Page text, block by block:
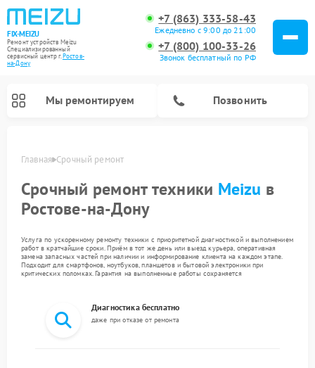
FIX-MEIZU
Ремонт устройств Meizu
Специализированный
cервисный центр г.Ростов-
на-Дону
+7 (863) 333-58-43
Ежедневно с 9:00 до 21:00
+7 (800) 100-33-26
Звонок бесплатный по РФ
Мы ремонтируем Позвонить
Главная Срочный ремонт
Срочный ремонт техники Meizu в
Ростове-на-Дону
Услуга по ускоренному ремонту техники с приоритетной диагностикой и выполнением
работ в кратчайшие сроки. Приём в тот же день или выезд курьера, оперативная
замена запасных частей при наличии и информирование клиента на каждом этапе.
Подходит для смартфонов, ноутбуков, планшетов и бытовой электроники при
критических поломках. Гарантия на выполненные работы сохраняется
Диагностика бесплатно
даже при отказе от ремонта